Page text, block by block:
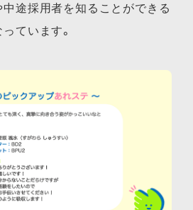
途採用者を知ることができる
ています。